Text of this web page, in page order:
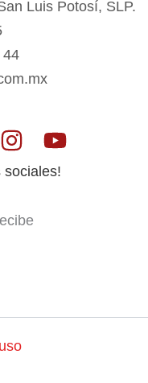
Luis Potosí, SLP.
44
sociales!